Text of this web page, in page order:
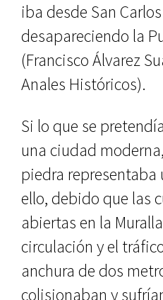
iba desde San
desapareciendo la
(Francisco Álvarez
Anales Históricos).
Si lo que se
una ciudad
piedra representaba
ello, debido que las
abiertas en la
circulación y el
anchura de dos
colisionaban y